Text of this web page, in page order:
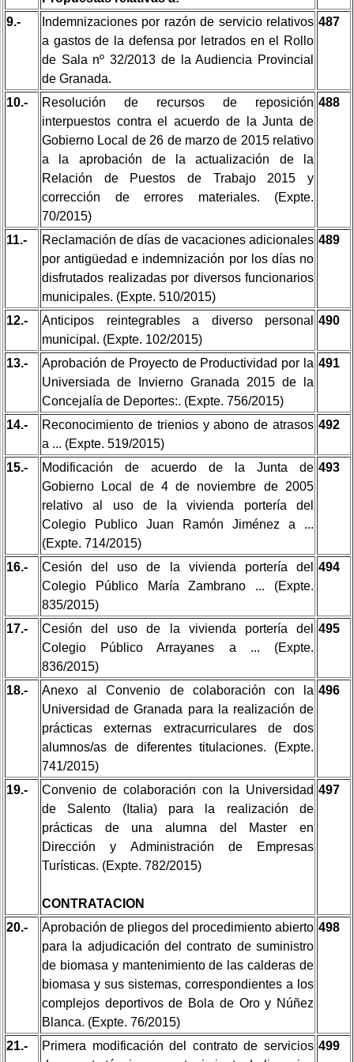
9.-
Indemnizaciones por razón de servicio relativos
a gastos de la defensa por letrados en el Rollo
de Sala nº 32/2013 de la Audiencia Provincial
de Granada.
487
10.-
Resolución de recursos de reposición
interpuestos contra el acuerdo de la Junta de
Gobierno Local de 26 de marzo de 2015 relativo
a la aprobación de la actualización de la
Relación de Puestos de Trabajo 2015 y
corrección de errores materiales. (Expte.
70/2015)
488
11.-
Reclamación de días de vacaciones adicionales
por antigüedad e indemnización por los días no
disfrutados realizadas por diversos funcionarios
municipales. (Expte. 510/2015)
489
12.-
Anticipos reintegrables a diverso personal
municipal. (Expte. 102/2015)
490
13.-
Aprobación de Proyecto de Productividad por la
Universiada de Invierno Granada 2015 de la
Concejalía de Deportes:. (Expte. 756/2015)
491
14.-
Reconocimiento de trienios y abono de atrasos
a ... (Expte. 519/2015)
492
15.-
Modificación de acuerdo de la Junta de
Gobierno Local de 4 de noviembre de 2005
relativo al uso de la vivienda portería del
Colegio Publico Juan Ramón Jiménez a ...
(Expte. 714/2015)
493
16.-
Cesión del uso de la vivienda portería del
Colegio Público María Zambrano ... (Expte.
835/2015)
494
17.-
Cesión del uso de la vivienda portería del
Colegio Público Arrayanes a ... (Expte.
836/2015)
495
18.-
Anexo al Convenio de colaboración con la
Universidad de Granada para la realización de
prácticas externas extracurriculares de dos
alumnos/as de diferentes titulaciones. (Expte.
741/2015)
496
19.-
Convenio de colaboración con la Universidad
de Salento (Italia) para la realización de
prácticas de una alumna del Master en
Dirección y Administración de Empresas
Turísticas. (Expte. 782/2015)
CONTRATACION
497
20.-
Aprobación de pliegos del procedimiento abierto
para la adjudicación del contrato de suministro
de biomasa y mantenimiento de las calderas de
biomasa y sus sistemas, correspondientes a los
complejos deportivos de Bola de Oro y Núñez
Blanca. (Expte. 76/2015)
498
21.-
Primera modificación del contrato de servicios 499